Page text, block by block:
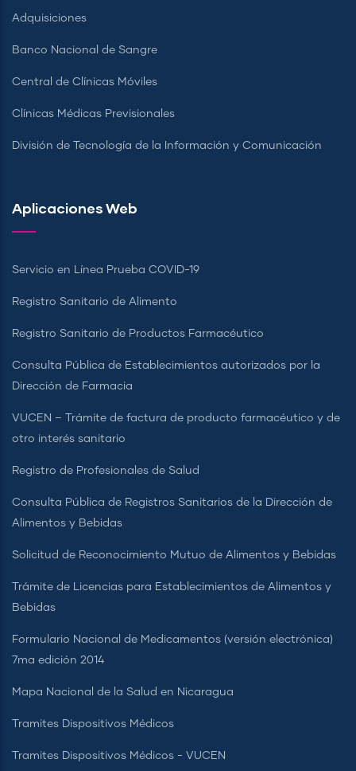
Adquisiciones
Banco Nacional de Sangre
Central de Clínicas Móviles
Clínicas Médicas Previsionales
División de Tecnología de la Información y Comunicación
Aplicaciones Web
Servicio en Línea Prueba COVID-19
Registro Sanitario de Alimento
Registro Sanitario de Productos Farmacéutico
Consulta Pública de Establecimientos autorizados por la
Dirección de Farmacia
VUCEN – Trámite de factura de producto farmacéutico y de
otro interés sanitario
Registro de Profesionales de Salud
Consulta Pública de Registros Sanitarios de la Dirección de
Alimentos y Bebidas
Solicitud de Reconocimiento Mutuo de Alimentos y Bebidas
Trámite de Licencias para Establecimientos de Alimentos y
Bebidas
Formulario Nacional de Medicamentos (versión electrónica)
7ma edición 2014
Mapa Nacional de la Salud en Nicaragua
Tramites Dispositivos Médicos
Tramites Dispositivos Médicos - VUCEN